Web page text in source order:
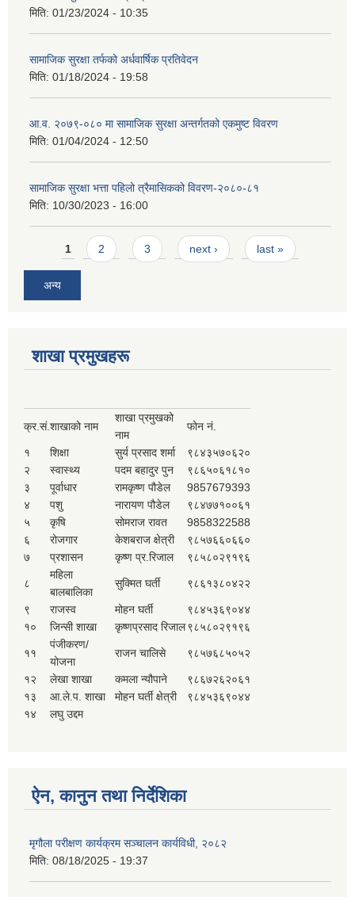
मिति: 01/23/2024 - 10:35
सामाजिक सुरक्षा तर्फको अर्धवार्षिक प्रतिवेदन
मिति: 01/18/2024 - 19:58
आ.व. २०७९-०८० मा सामाजिक सुरक्षा अन्तर्गतको एकमुष्ट विवरण
मिति: 01/04/2024 - 12:50
सामाजिक सुरक्षा भत्ता पहिलो त्रैमासिकको विवरण-२०८०-८१
मिति: 10/30/2023 - 16:00
Pages
1 2 3 next › last »
अन्य
शाखा प्रमुखहरू
क्र.सं.शाखाको नाम
शाखा प्रमुखको
नाम
फोन नं.
१ शिक्षा सुर्य प्रसाद शर्मा
९८४३५७०६२०
२
स्वास्थ्य पदम बहादुर पुन
९८६५०६१८१०
३
पूर्वाधार रामकृष्ण पौडेल
9857679393
४
पशु नारायण पौडेल
९८४७७१००६१
५
कृषि सोमराज रावत
9858322588
६
रोजगार केशबराज क्षेत्री
९८५७६६०६६०
७
प्रशासन कृष्ण प्र.रिजाल ९८५८०२९१९६
८
महिला
बालबालिका
सुक्मित घर्ती ९८६१३८०४२२
९ राजस्व मोहन घर्ती
९८४५३६९०४४
१०
जिन्सी शाखा कृष्णप्रसाद रिजाल९८५८०२९१९६
११
पंजीकरण/
योजना
राजन चालिसे ९८५७६८५०५२
१२ लेखा शाखा कमला न्यौपाने
९८६७२६२०६१
१३
आ.ले.प. शाखा मोहन घर्ती क्षेत्री
९८४५३६९०४४
१४
लघु उद्दम
ऐन, कानुन तथा निर्देशिका
मृगौला परीक्षण कार्यक्रम सञ्चालन कार्यविधी, २०८२
मिति: 08/18/2025 - 19:37